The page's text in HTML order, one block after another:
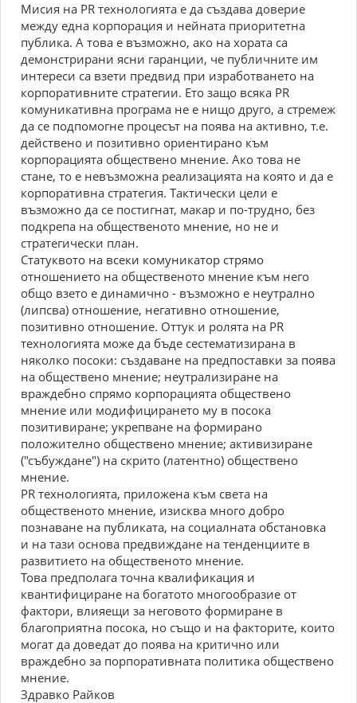
Мисия на PR технологията е да създава доверие
между една корпорация и нейната приоритетна
публика. А това е възможно, ако на хората са
демонстрирани ясни гаранции, че публичните им
интереси са взети предвид при изработването на
корпоративните стратегии. Ето защо всяка PR
комуникативна програма не е нищо друго, а стремеж
да се подпомогне процесът на поява на активно, т.е.
действено и позитивно ориентирано към
корпорацията обществено мнение. Ако това не
стане, то е невъзможна реализацията на която и да е
корпоративна стратегия. Тактически цели е
възможно да се постигнат, макар и по-трудно, без
подкрепа на общественото мнение, но не и
стратегически план.
Статуквото на всеки комуникатор стрямо
отношението на общественото мнение към него
общо взето е динамично - възможно е неутрално
(липсва) отношение, негативно отношение,
позитивно отношение. Оттук и ролята на PR
технологията може да бъде сестематизирана в
няколко посоки: създаване на предпоставки за поява
на обществено мнение; неутрализиране на
враждебно спрямо корпорацията обществено
мнение или модифицирането му в посока
позитивиране; укрепване на формирано
положително обществено мнение; активизиране
("събуждане") на скрито (латентно) обществено
мнение.
PR технологията, приложена към света на
общественото мнение, изисква много добро
познаване на публиката, на социалната обстановка
и на тази основа предвиждане на тенденциите в
развитието на общественото мнение.
Това предполага точна квалификация и
квантифициране на богатото многообразие от
фактори, влияещи за неговото формиране в
благоприятна посока, но също и на факторите, които
могат да доведат до поява на критично или
враждебно за порпоративната политика обществено
мнение.
Здравко Райков